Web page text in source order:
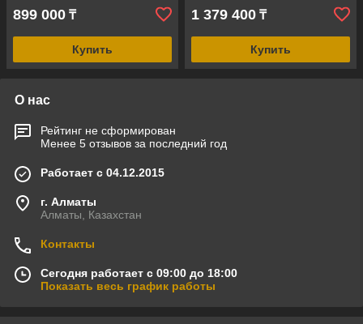
899 000 ₸
Купить
1 379 400 ₸
Купить
О нас
Рейтинг не сформирован
Менее 5 отзывов за последний год
Работает с 04.12.2015
г. Алматы
Алматы, Казахстан
Контакты
Сегодня работает с 09:00 до 18:00
Показать весь график работы